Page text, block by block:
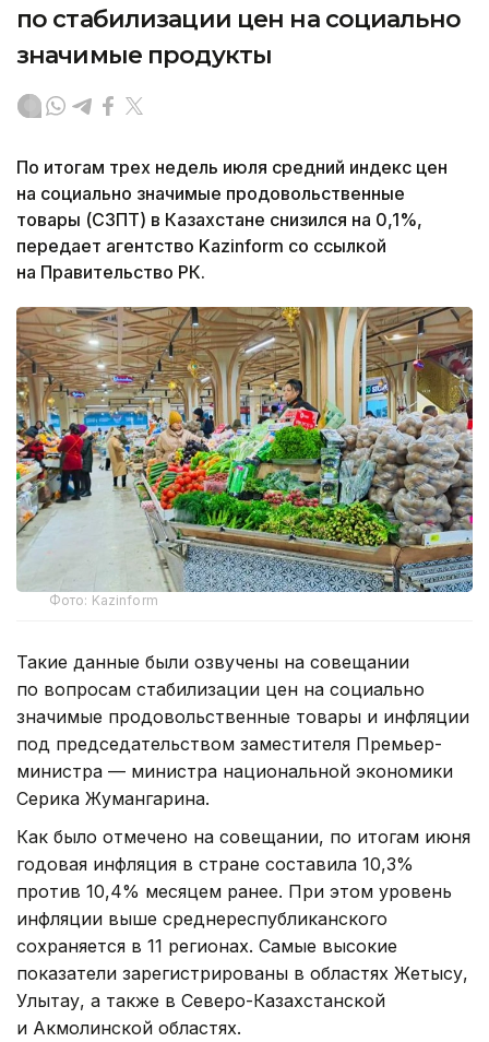
по стабилизации цен на социально
значимые продукты
По итогам трех недель июля средний индекс цен
на социально значимые продовольственные
товары (СЗПТ) в Казахстане снизился на 0,1%,
передает агентство Kazinform со ссылкой
на Правительство РК.
Фото: Kazinform
Такие данные были озвучены на совещании
по вопросам стабилизации цен на социально
значимые продовольственные товары и инфляции
под председательством заместителя Премьер-
министра — министра национальной экономики
Серика Жумангарина.
Как было отмечено на совещании, по итогам июня
годовая инфляция в стране составила 10,3%
против 10,4% месяцем ранее. При этом уровень
инфляции выше среднереспубликанского
сохраняется в 11 регионах. Самые высокие
показатели зарегистрированы в областях Жетысу,
Улытау, а также в Северо-Казахстанской
и Акмолинской областях.